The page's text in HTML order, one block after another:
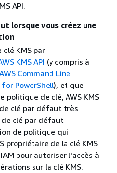
API.
lorsque vous créez une
clé KMS par
KMS API (y compris à
AWS Command Line
for PowerShell), et que
politique de clé, AWS KMS
clé par défaut très
clé par défaut
de politique qui
propriétaire de la clé KMS
pour autoriser l'accès à
sur la clé KMS.